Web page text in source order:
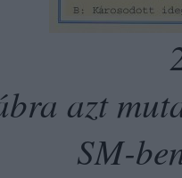
azt
SM-